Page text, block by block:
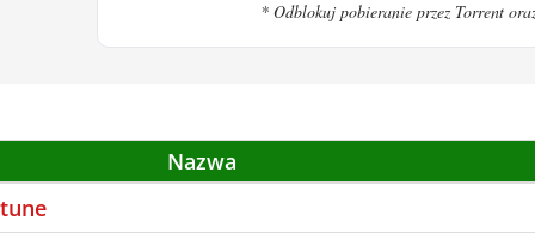
myśli. Klimat jest... specyficzny. Nie obrazisz
* Odblokuj pobieranie przez Torrent
Nazwa